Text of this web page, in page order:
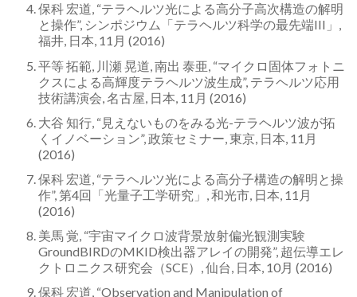
保科 宏道, “テラヘルツ光による高分子高次構造の解明
と操作”, シンポジウム「テラヘルツ科学の最先端III」,
福井, 日本, 11月 (2016)
平等 拓範, 川瀬 晃道, 南出 泰亜, “マイクロ固体フォトニ
クスによる高輝度テラヘルツ波生成”, テラヘルツ応用
技術講演会, 名古屋, 日本, 11月 (2016)
大谷 知行, “見えないものをみる光-テラヘルツ波が拓
くイノベーション”, 政策セミナー, 東京, 日本, 11月
(2016)
保科 宏道, “テラヘルツ光による高分子構造の解明と操
作”, 第4回「光量子工学研究」, 和光市, 日本, 11月
(2016)
美馬 覚, “宇宙マイクロ波背景放射偏光観測実験
GroundBIRDのMKID検出器アレイの開発”, 超伝導エレ
クトロニクス研究会（SCE）, 仙台, 日本, 10月 (2016)
保科 宏道, “Observation and Manipulation of